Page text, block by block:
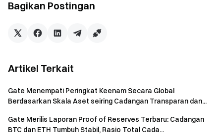
imersif. Pada hari pembukaan saja, jumlah pengunjung
rekayasa balap, perlengkapan pembalap, dan instalasi
tersebut.
Bagikan Postingan
Artikel Terkait
Gate Menempati Peringkat Keenam Secara Global
Berdasarkan Skala Aset seiring Cadangan Transparan dan...
Gate Merilis Laporan Proof of Reserves Terbaru: Cadangan
BTC dan ETH Tumbuh Stabil, Rasio Total Cada...